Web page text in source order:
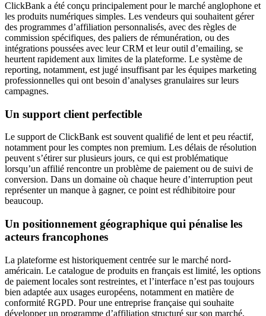
ClickBank a été conçu principalement pour le marché anglophone et
les produits numériques simples. Les vendeurs qui souhaitent gérer
des programmes d’affiliation personnalisés, avec des règles de
commission spécifiques, des paliers de rémunération, ou des
intégrations poussées avec leur CRM et leur outil d’emailing, se
heurtent rapidement aux limites de la plateforme. Le système de
reporting, notamment, est jugé insuffisant par les équipes marketing
professionnelles qui ont besoin d’analyses granulaires sur leurs
campagnes.
Un support client perfectible
Le support de ClickBank est souvent qualifié de lent et peu réactif,
notamment pour les comptes non premium. Les délais de résolution
peuvent s’étirer sur plusieurs jours, ce qui est problématique
lorsqu’un affilié rencontre un problème de paiement ou de suivi de
conversion. Dans un domaine où chaque heure d’interruption peut
représenter un manque à gagner, ce point est rédhibitoire pour
beaucoup.
Un positionnement géographique qui pénalise les
acteurs francophones
La plateforme est historiquement centrée sur le marché nord-
américain. Le catalogue de produits en français est limité, les options
de paiement locales sont restreintes, et l’interface n’est pas toujours
bien adaptée aux usages européens, notamment en matière de
conformité RGPD. Pour une entreprise française qui souhaite
développer un programme d’affiliation structuré sur son marché,